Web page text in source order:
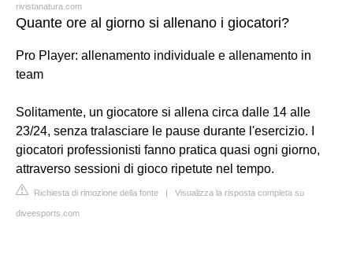
rivistanatura.com
Quante ore al giorno si allenano i giocatori?
Pro Player: allenamento individuale e allenamento in
team
Solitamente, un giocatore si allena circa dalle 14 alle
23/24, senza tralasciare le pause durante l'esercizio. I
giocatori professionisti fanno pratica quasi ogni giorno,
attraverso sessioni di gioco ripetute nel tempo.
Richiesta di rimozione della fonte | Visualizza la risposta completa su
diveesports.com